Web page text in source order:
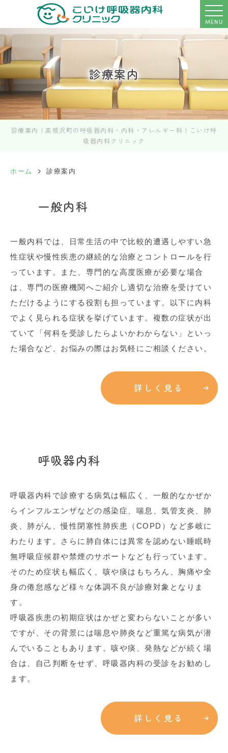
MENU
診療案内
診療案内｜高根沢町の呼吸器内科・内科・アレルギー科｜こいけ呼
吸器内科クリニック
ホーム 診療案内
一般内科
一般内科では、日常生活の中で比較的遭遇しやすい急
性症状や慢性疾患の継続的な治療とコントロールを行
っています。また、専門的な高度医療が必要な場合
は、専門の医療機関へご紹介し適切な治療を受けてい
ただけるようにする役割も担っています。以下に内科
でよく見られる症状を挙げています。複数の症状が出
ていて「何科を受診したらよいかわからない」といっ
た場合など、お悩みの際はお気軽にご相談ください。
詳しく見る
呼吸器内科
呼吸器内科で診療する病気は幅広く、一般的なかぜか
らインフルエンザなどの感染症、喘息、気管支炎、肺
炎、肺がん、慢性閉塞性肺疾患（COPD）など多岐に
わたります。さらに肺自体には異常を認めない睡眠時
無呼吸症候群や禁煙のサポートなども行っています。
そのため症状も幅広く、咳や痰はもちろん、胸痛や全
身の倦怠感など様々な体調不良が診療対象となりま
す。
呼吸器疾患の初期症状はかぜと変わらないことが多い
ですが、その背景には喘息や肺炎など重篤な病気が潜
んでいることもあります。咳や痰、発熱などが続く場
合は、自己判断をせず、呼吸器内科の受診をお勧めし
ます。
詳しく見る